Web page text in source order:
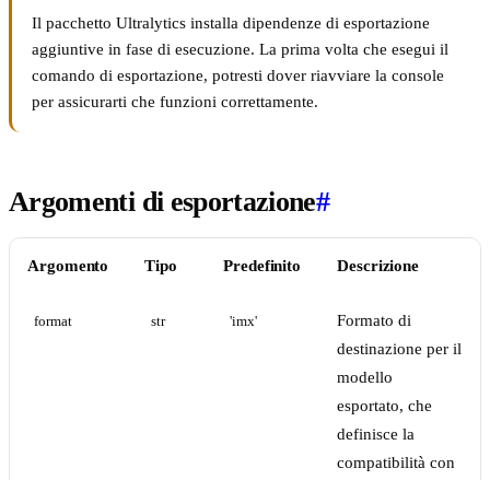
Il pacchetto Ultralytics installa dipendenze di esportazione
aggiuntive in fase di esecuzione. La prima volta che esegui il
comando di esportazione, potresti dover riavviare la console
per assicurarti che funzioni correttamente.
Argomenti di esportazione#
Argomento Tipo Predefinito Descrizione
format str 'imx'
Formato di
destinazione per il
modello
esportato, che
definisce la
compatibilità con